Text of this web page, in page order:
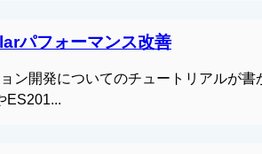
パフォーマンス改善
ン開発についてのチュートリアルが書
ES201...